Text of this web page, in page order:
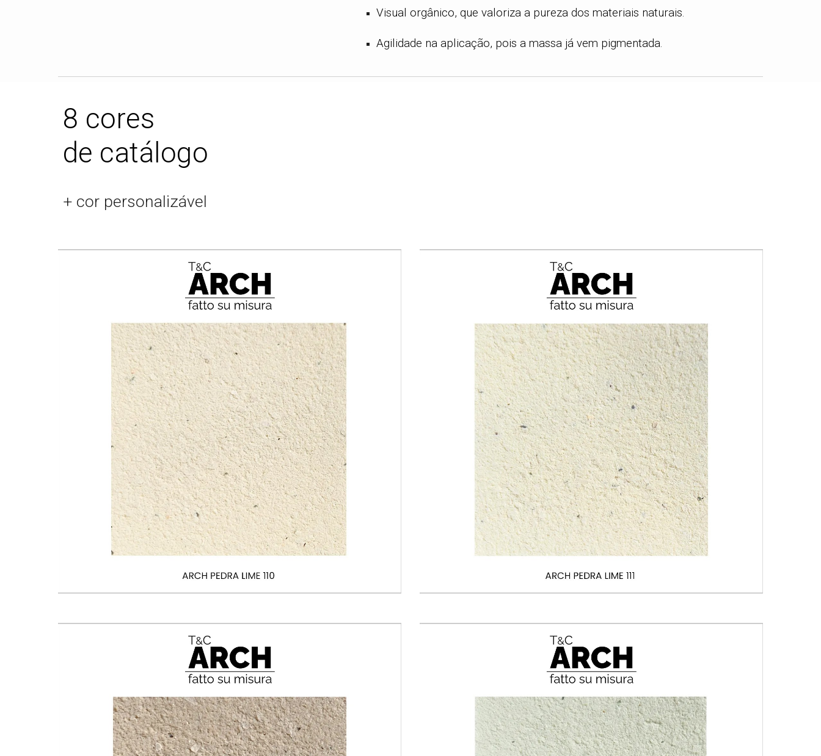
Visual orgânico, que valoriza a pureza dos materiais naturais.
Agilidade na aplicação, pois a massa já vem pigmentada.
8 cores
de catálogo
+ cor personalizável